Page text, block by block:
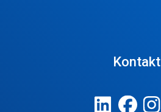
Kontakt